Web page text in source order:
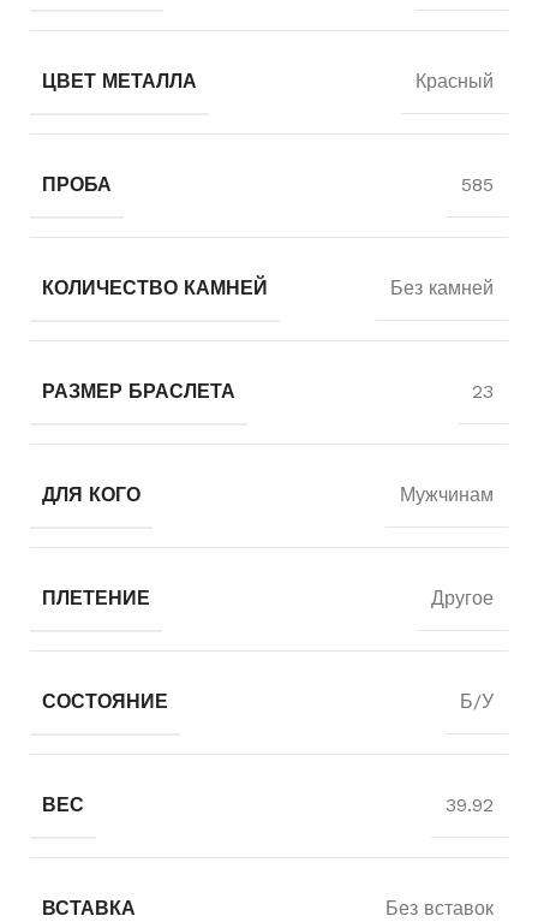
ЦВЕТ МЕТАЛЛА Красный
ПРОБА 585
КОЛИЧЕСТВО КАМНЕЙ Без камней
РАЗМЕР БРАСЛЕТА 23
ДЛЯ КОГО Мужчинам
ПЛЕТЕНИЕ Другое
СОСТОЯНИЕ Б/У
ВЕС 39.92
ВСТАВКА Без вставок